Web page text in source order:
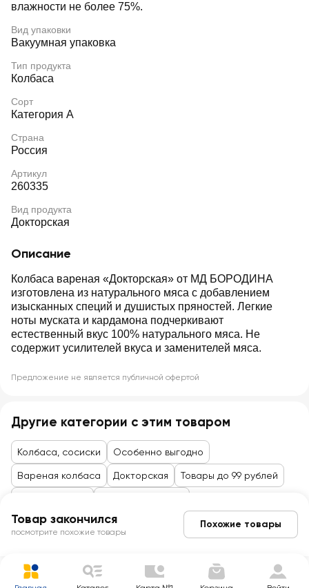
влажности не более 75%.
Вид упаковки
Вакуумная упаковка
Тип продукта
Колбаса
Сорт
Категория А
Страна
Россия
Артикул
260335
Вид продукта
Докторская
Описание
Колбаса вареная «Докторская» от МД БОРОДИНА
изготовлена из натурального мяса с добавлением
изысканных специй и душистых пряностей. Легкие
ноты муската и кардамона подчеркивают
естественный вкус 100% натурального мяса. Не
содержит усилителей вкуса и заменителей мяса.
Предложение не является публичной офертой
Другие категории с этим товаром
Колбаса, сосиски Особенно выгодно
Вареная колбаса Докторская Товары до 99 рублей
Товар закончился
посмотрите похожие товары
Похожие товары